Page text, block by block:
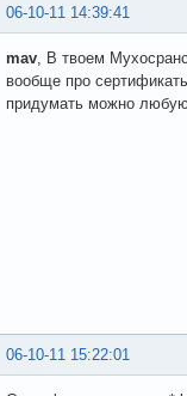
06-10-11 14:39:41
mav , В твоем
вообще про
придумать можно
06-10-11 15:22:01